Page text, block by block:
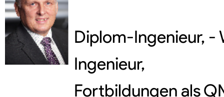
Diplom-Ingenieur, -
Ingenieur,
Fortbildungen als